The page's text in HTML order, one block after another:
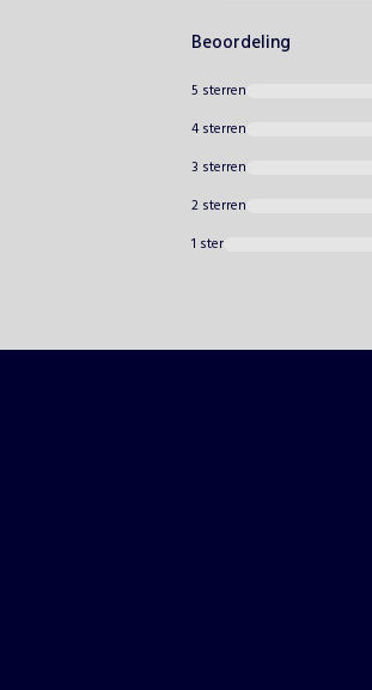
Beoordeling
5 sterren
4 sterren
3 sterren
2 sterren
1 ster